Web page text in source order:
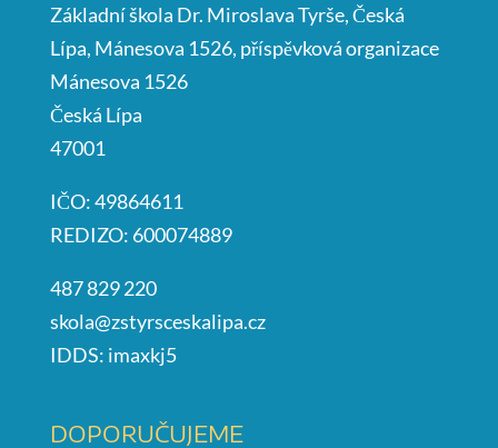
Základní škola Dr. Miroslava Tyrše, Česká
Lípa, Mánesova 1526, příspěvková organizace
Mánesova 1526
Česká Lípa
47001
IČO: 49864611
REDIZO: 600074889
487 829 220
skola@zstyrsceskalipa.cz
IDDS: imaxkj5
DOPORUČUJEME